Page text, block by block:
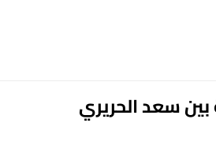
بين سعد الحريري